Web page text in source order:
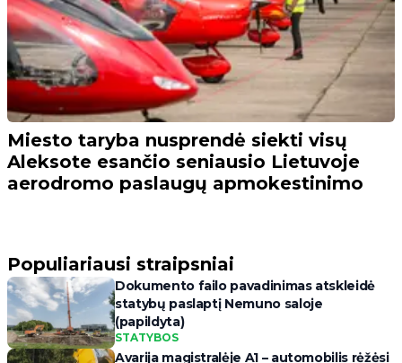
Miesto taryba nusprendė siekti visų
Aleksote esančio seniausio Lietuvoje
aerodromo paslaugų apmokestinimo
Populiariausi straipsniai
Dokumento failo pavadinimas atskleidė
statybų paslaptį Nemuno saloje
(papildyta)
STATYBOS
Avarija magistralėje A1 – automobilis rėžėsi